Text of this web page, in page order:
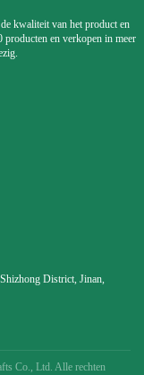
kwaliteit van het product en
producten en verkopen in meer
District, Jinan,
Co., Ltd. Alle rechten